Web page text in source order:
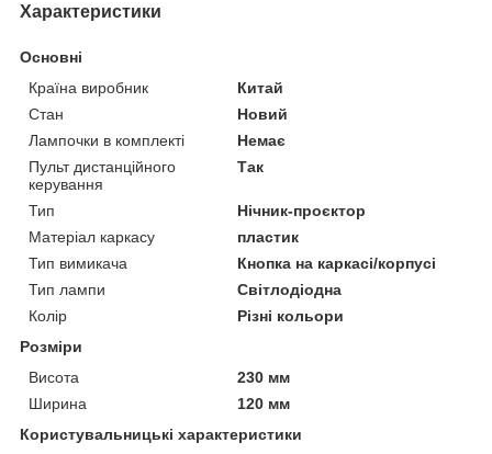
Характеристики
Основні
Країна виробник
Китай
Стан
Новий
Лампочки в комплекті
Немає
Пульт дистанційного
керування
Так
Тип
Нічник-проєктор
Матеріал каркасу
пластик
Тип вимикача
Кнопка на каркасі/корпусі
Тип лампи
Світлодіодна
Колір
Різні кольори
Розміри
Висота
230 мм
Ширина
120 мм
Користувальницькі характеристики